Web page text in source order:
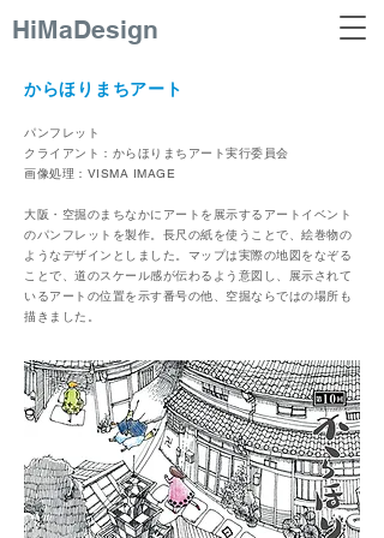
​HiMaDesign
からほりまちアート
パンフレット
クライアント：からほりまちアート実行委員会
​画像処理： VISMA IMAGE
大阪・空掘のまちなかにアートを展示するアートイベント
のパンフレットを製作。長尺の紙を使うことで、絵巻物の
ようなデザインとしました。マップは実際の地図をなぞる
ことで、道のスケール感が伝わるよう意図し、展示されて
いるアートの位置を示す番号の他、空掘ならではの場所も
描きました。